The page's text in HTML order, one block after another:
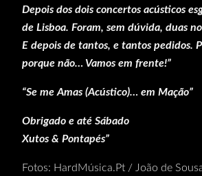
Depois dos dois concertos acústicos
de Lisboa. Foram, sem dúvida, duas
E depois de tantos, e tantos pedidos.
porque não… Vamos em frente!”
“Se me Amas (Acústico)… em Mação”
Obrigado e até Sábado
Xutos & Pontapés”
Fotos: HardMúsica.Pt / João de